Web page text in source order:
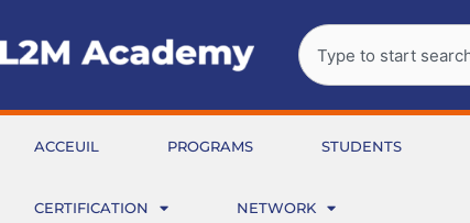
au
contenu
Rechercher
ACCEUIL PROGRAMS STUDENTS
CERTIFICATION NETWORK